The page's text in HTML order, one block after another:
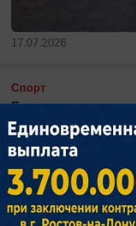
17.07.2026
Спорт
Где смотреть
ЧМ-2026 в
В борьбе за
сильнейшие сборные